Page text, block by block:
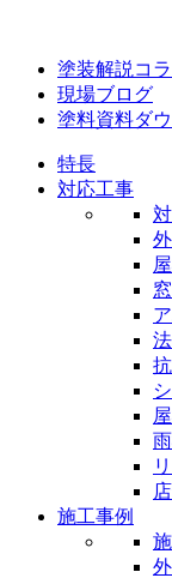
塗装解説コ
現場ブログ
塗料資料ダ
特長
対応工事
施工事例